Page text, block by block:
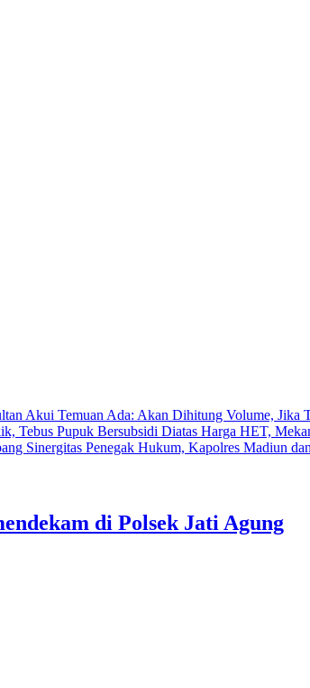
Akui Temuan Ada: Akan Dihitung Volume, Jika
Tebus Pupuk Bersubsidi Diatas Harga HET,
Sinergitas Penegak Hukum, Kapolres Madiun
di Polsek Jati Agung